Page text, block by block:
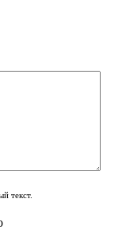
текст.